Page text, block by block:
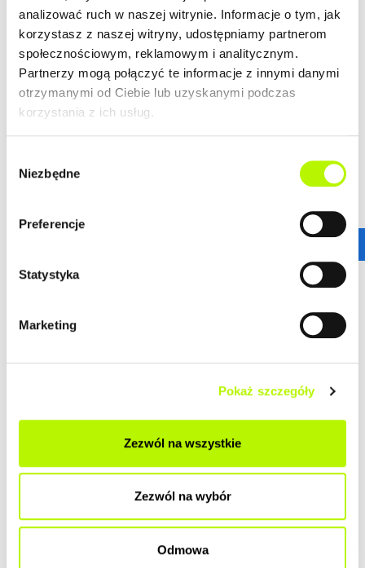
analizować ruch w naszej witrynie. Informacje o tym, jak
korzystasz z naszej witryny, udostępniamy partnerom
społecznościowym, reklamowym i analitycznym.
Partnerzy mogą połączyć te informacje z innymi danymi
otrzymanymi od Ciebie lub uzyskanymi podczas
korzystania z ich usług.
zgody
Niezbędne
Preferencje
Statystyka
Marketing
Pokaż szczegóły
Zezwól na wszystkie
Zezwól na wybór
Odmowa
LOKALIZACJA
Bella Dolina to nasze drugie, realizowane kompleksowo,
a zarazem całkowicie od podstaw osiedle w Rzeszowie.
Wyznacza ono nowe standardy w kreowaniu przestrzeni
gwarantuje wprost niesamowitą dostępność
ZALETY LOKALIZACJI
nowoczesne osiedle